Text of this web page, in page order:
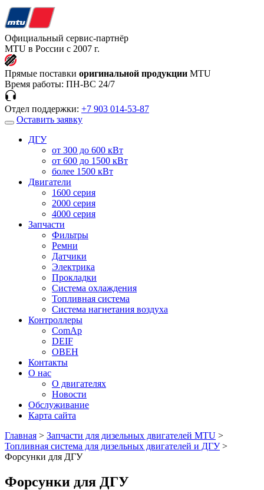
Официальный сервис-партнёр
MTU в России с 2007 г.
Прямые поставки оригинальной продукции MTU
Время работы: ПН-ВС 24/7
Отдел поддержки: +7 903 014-53-87
Оставить заявку
ДГУ
от 300 до 600 кВт
от 600 до 1500 кВт
более 1500 кВт
Двигатели
1600 серия
2000 серия
4000 серия
Запчасти
Фильтры
Ремни
Датчики
Электрика
Прокладки
Система охлаждения
Топливная система
Система нагнетания воздуха
Контроллеры
ComAp
DEIF
ОВЕН
Контакты
О нас
О двигателях
Новости
Обслуживание
Карта сайта
Главная > Запчасти для дизельных двигателей MTU >
Топливная система для дизельных двигателей и ДГУ>
Форсунки для ДГУ
Форсунки для ДГУ